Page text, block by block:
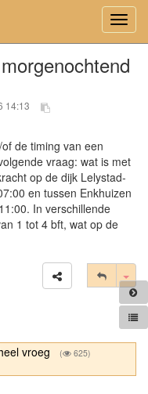
14:13
de timing van een
vraag: wat is met
op de dijk Lelystad-
en tussen Enkhuizen
In verschillende
1 tot 4 bft, wat op de
vroeg ( 625)